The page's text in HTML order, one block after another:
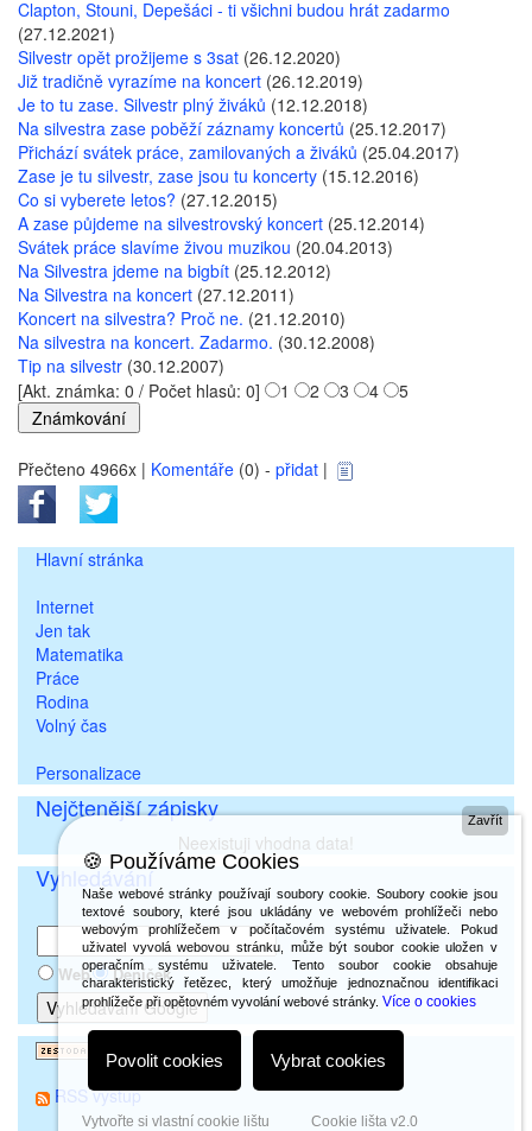
Clapton, Stouni, Depešáci - ti všichni budou hrát zadarmo
(27.12.2021)
Silvestr opět prožijeme s 3sat (26.12.2020)
Již tradičně vyrazíme na koncert (26.12.2019)
Je to tu zase. Silvestr plný živáků (12.12.2018)
Na silvestra zase poběží záznamy koncertů (25.12.2017)
Přichází svátek práce, zamilovaných a živáků (25.04.2017)
Zase je tu silvestr, zase jsou tu koncerty (15.12.2016)
Co si vyberete letos? (27.12.2015)
A zase půjdeme na silvestrovský koncert (25.12.2014)
Svátek práce slavíme živou muzikou (20.04.2013)
Na Silvestra jdeme na bigbít (25.12.2012)
Na Silvestra na koncert (27.12.2011)
Koncert na silvestra? Proč ne. (21.12.2010)
Na silvestra na koncert. Zadarmo. (30.12.2008)
Tip na silvestr (30.12.2007)
[Akt. známka: 0 / Počet hlasů: 0]
1 2 3 4 5
Přečteno 4966x | Komentáře (0) - přidat |
Hlavní stránka
Internet
Jen tak
Matematika
Práce
Rodina
Volný čas
Personalizace
Nejčtenější zápisky
Neexistuji vhodna data!
Vyhledávání
Web Deníček
RSS výstup
Zavřít
🍪 Používáme Cookies
Naše webové stránky používají soubory cookie. Soubory cookie jsou
textové soubory, které jsou ukládány ve webovém prohlížeči nebo
webovým prohlížečem v počítačovém systému uživatele. Pokud
uživatel vyvolá webovou stránku, může být soubor cookie uložen v
operačním systému uživatele. Tento soubor cookie obsahuje
charakteristický řetězec, který umožňuje jednoznačnou identifikaci
prohlížeče při opětovném vyvolání webové stránky.Více o cookies
Povolit cookies Vybrat cookies
Vytvořte si vlastní cookie lištu Cookie lišta v2.0